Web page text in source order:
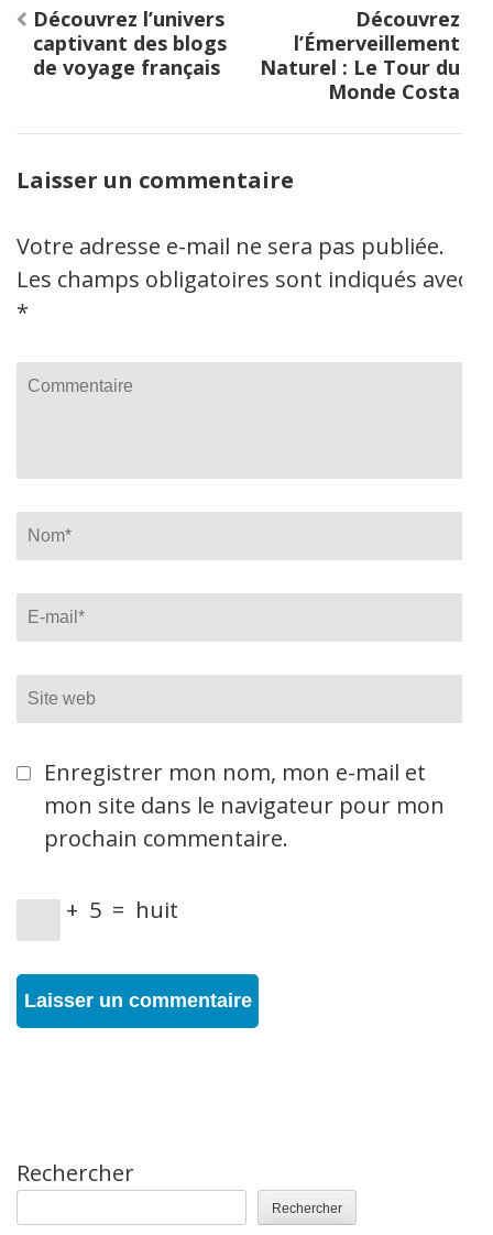
Navigation
de
l’article
Découvrez l’univers
captivant des blogs
de voyage français
Découvrez
l’Émerveillement
Naturel : Le Tour du
Monde Costa
Laisser un commentaire
Votre adresse e-mail ne sera pas publiée.
Les champs obligatoires sont indiqués avec
*
Commentaire
Name
Email*
Site
web
Enregistrer mon nom, mon e-mail et
mon site dans le navigateur pour mon
prochain commentaire.
+ 5 = huit
Rechercher
Rechercher